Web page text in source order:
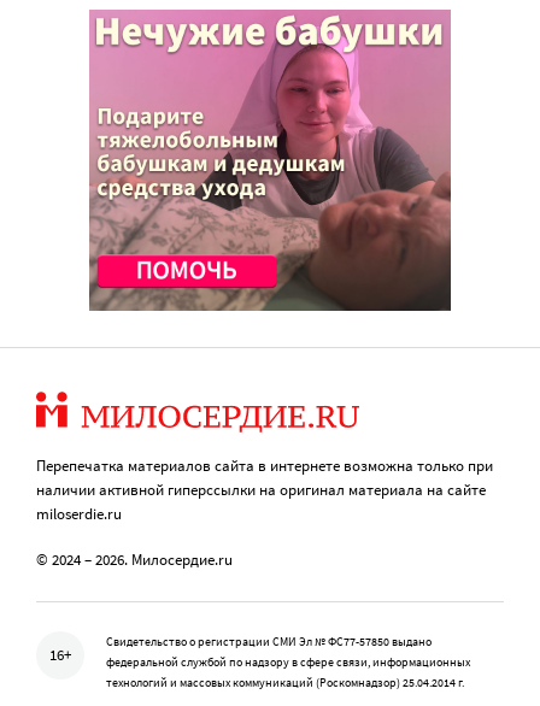
Перепечатка материалов сайта в интернете возможна только при
наличии активной гиперссылки на оригинал материала на сайте
miloserdie.ru
© 2024 – 2026. Милосердие.ru
16+
Свидетельство о регистрации СМИ Эл № ФС77-57850 выдано
федеральной службой по надзору в сфере связи, информационных
технологий и массовых коммуникаций (Роскомнадзор) 25.04.2014 г.